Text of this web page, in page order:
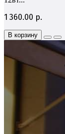
1 360.00 р.
В корзину